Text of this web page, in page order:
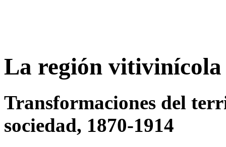
La región
Transformaciones del
sociedad, 1870-1914